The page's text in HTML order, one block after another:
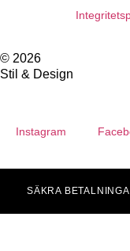
© 2026
Stil & Design
Instagram
SÄKRA